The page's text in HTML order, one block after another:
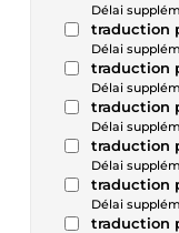
Délai
traduction
Délai
traduction
Délai
traduction
Délai
traduction
Délai
traduction
Délai
traduction